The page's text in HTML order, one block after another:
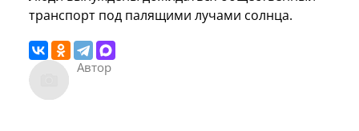
транспорт под палящими лучами солнца.
Автор